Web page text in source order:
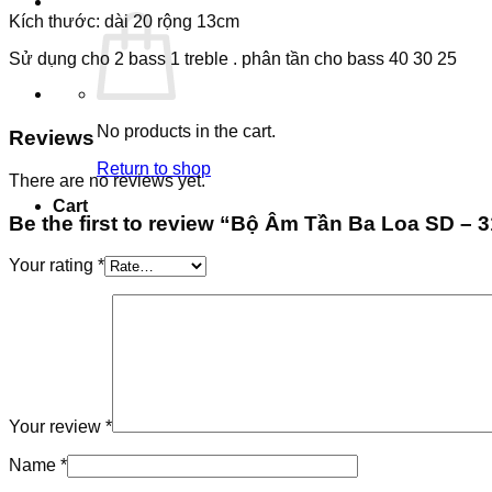
No products in the cart.
Return to shop
Cart
Kích thước: dài 20 rộng 13cm
Sử dụng cho 2 bass 1 treble . phân tần cho bass 40 30 25
Reviews
There are no reviews yet.
Be the first to review “Bộ Âm Tần Ba Loa SD –
Your rating *
Your review *
Name *